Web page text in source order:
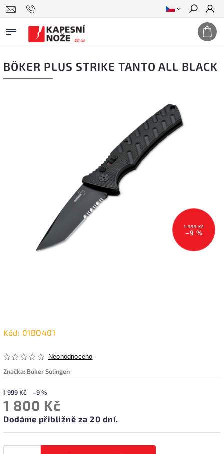
Hledat
BÖKER PLUS STRIKE TANTO ALL BLACK
1 999 Kč
–9 %
Kód: 01BO401
Neohodnoceno
Značka: Böker Solingen
1 999 Kč –9 %
1 800 Kč
Dodáme přibližně za 20 dní.